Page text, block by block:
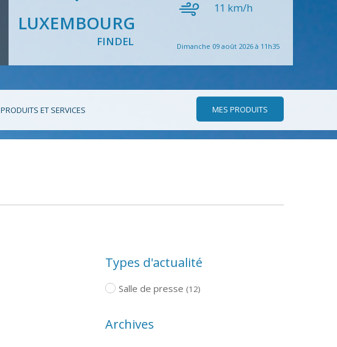
LUXEMBOURG
FINDEL
11 km/h
Dimanche 09 août 2026 à 11h35
PRODUITS ET SERVICES MES PRODUITS
Types d'actualité
Salle de presse (12)
Archives